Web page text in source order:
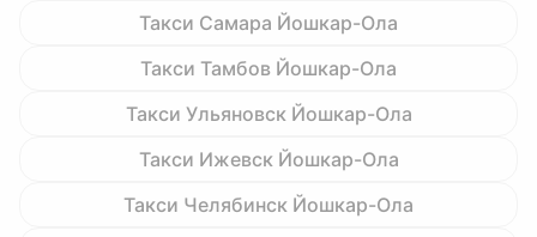
Такси Самара Йошкар-Ола
Такси Тамбов Йошкар-Ола
Такси Ульяновск Йошкар-Ола
Такси Ижевск Йошкар-Ола
Такси Челябинск Йошкар-Ола